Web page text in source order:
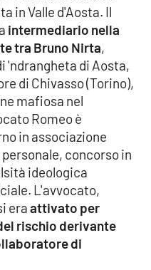
in Valle d'Aosta. Il
intermediario nella
tra Bruno Nirta,
'ndrangheta di Aosta,
di Chivasso (Torino),
mafiosa nel
Romeo è
in associazione
concorso in
ideologica
L'avvocato,
eraattivato per
rischio derivante
di